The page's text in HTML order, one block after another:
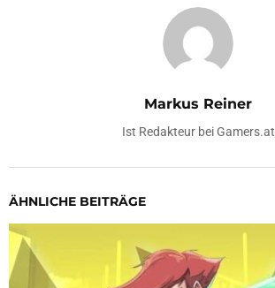
Markus Reiner
Ist Redakteur bei Gamers.at
ÄHNLICHE BEITRÄGE